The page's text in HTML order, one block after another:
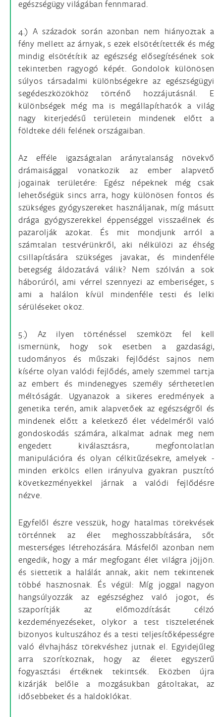
egészségügy világában fennmarad.
4.) A századok során azonban nem hiányoztak a
fény mellett az árnyak, s ezek elsötétítették és még
mindig elsötétítik az egészség elősegítésének sok
tekintetben ragyogó képét. Gondolok különösen
súlyos társadalmi különbségekre az egészségügyi
segédeszközökhöz történő hozzájutásnál. E
különbségek még ma is megállapíthatók a világ
nagy kiterjedésű területein mindenek előtt a
földteke déli felének országaiban.
Az efféle igazságtalan aránytalanság növekvő
drámaisággal vonatkozik az ember alapvető
jogainak területére: Egész népeknek még csak
lehetőségük sincs arra, hogy különösen fontos és
szükséges gyógyszereket használjanak, míg másutt
drága gyógyszerekkel éppenséggel visszaélnek és
pazarolják azokat. És mit mondjunk arról a
számtalan testvérünkről, aki nélkülözi az éhség
csillapítására szükséges javakat, és mindenféle
betegség áldozatává válik? Nem szólván a sok
háborúról, ami vérrel szennyezi az emberiséget, s
ami a halálon kívül mindenféle testi és lelki
sérüléseket okoz.
5.) Az ilyen történéssel szemközt fel kell
ismernünk, hogy sok esetben a gazdasági,
tudományos és műszaki fejlődést sajnos nem
kísérte olyan valódi fejlődés, amely szemmel tartja
az embert és mindenegyes személy sérthetetlen
méltóságát. Ugyanazok a sikeres eredmények a
genetika terén, amik alapvetőek az egészségről és
mindenek előtt a keletkező élet védelméről való
gondoskodás számára, alkalmat adnak meg nem
engedett kiválasztásra, megfontolatlan
manipulációra és olyan célkitűzésekre, amelyek -
minden erkölcs ellen irányulva gyakran pusztító
következményekkel járnak a valódi fejlődésre
nézve.
Egyfelől észre vesszük, hogy hatalmas törekvések
történnek az élet meghosszabbítására, sőt
mesterséges létrehozására. Másfelől azonban nem
engedik, hogy a már megfogant élet világra jöjjön.
és siettetik a halálát annak, akit nem tekintenek
többé hasznosnak. És végül: Míg joggal nagyon
hangsúlyozzák az egészséghez való jogot, és
szaporítják az előmozdítását célzó
kezdeményezéseket, olykor a test tiszteletének
bizonyos kultuszához és a testi teljesítőképességre
való élvhajhász törekvéshez jutnak el. Egyidejűleg
arra szorítkoznak, hogy az életet egyszerű
fogyasztási értéknek tekintsék. Eközben újra
kizárják belőle a mozgásukban gátoltakat, az
idősebbeket és a haldoklókat.